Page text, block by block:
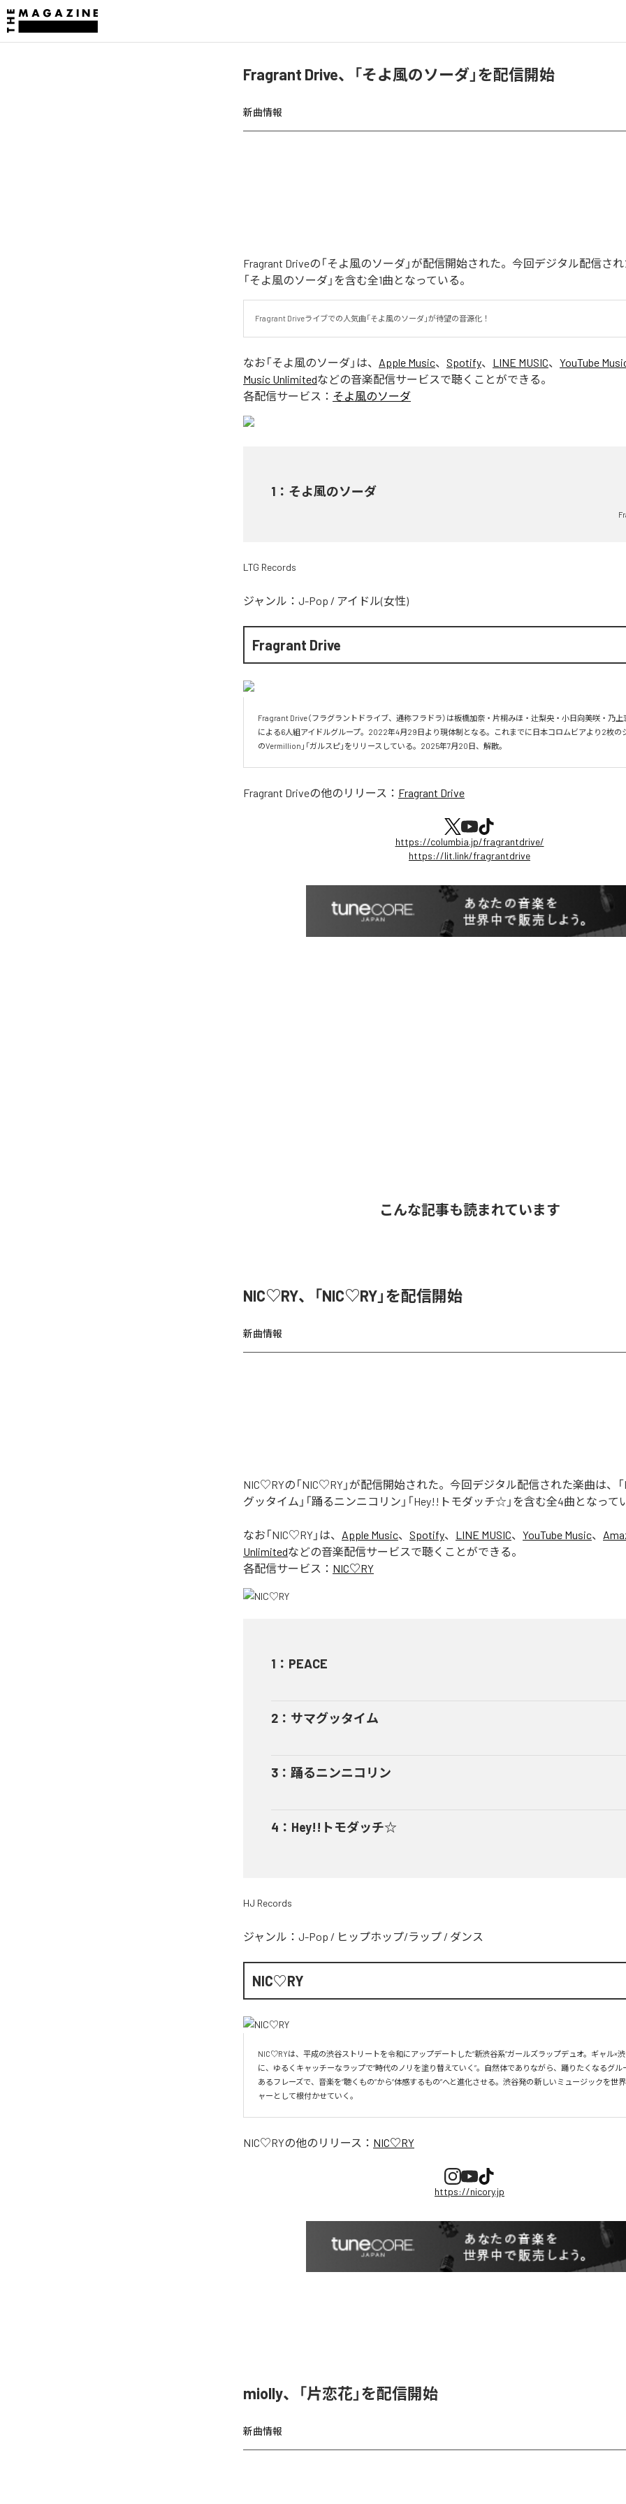
Fragrant Drive、「そよ風のソーダ」を配信開始
新曲情報
Fragrant Driveの「そよ風のソーダ」が配信開始された。今回デジタル配信され
「そよ風のソーダ」を含む全1曲となっている。
Fragrant Driveライブでの人気曲「そよ風のソーダ」が待望の音源化！
なお「そよ風のソーダ 」は、 Apple Music、 Spotify、 LINE MUSIC、 YouTube
Music Unlimitedなどの音楽配信サービスで聴くことができる。
各配信サービス： そよ風のソーダ
1 ： そよ風のソーダ
LTG Records
ジャンル： J-Pop / アイドル(女性)
Fragrant Drive
Fragrant Drive（フラグラントドライブ、通称フラドラ）は板橋加奈・片桐みほ・辻梨央・小日向美咲・乃
による6人組アイドルグループ。2022年4月29日より現体制となる。これまでに日本コロムビアより2枚の
のVermillion」「ガルスピ」をリリースしている。2025年7月20日、解散。
Fragrant Driveの他のリリース： Fragrant Drive
https://columbia.jp/fragrantdrive/
https://lit.link/fragrantdrive
こんな記事も読まれています
NIC♡RY、「NIC♡RY」を配信開始
新曲情報
NIC♡RYの「NIC♡RY」が配信開始された。今回デジタル配信された楽曲は、「
グッタイム」「踊るニンニコリン」「Hey!!トモダッチ☆」を含む全4曲となって
なお「NIC♡RY 」は、 Apple Music、 Spotify、 LINE MUSIC、 YouTube Music、
Unlimitedなどの音楽配信サービスで聴くことができる。
各配信サービス： NIC♡RY
1 ： PEACE
2 ： サマグッタイム
3 ： 踊るニンニコリン
4 ： Hey!!トモダッチ☆
HJ Records
ジャンル： J-Pop / ヒップホップ/ラップ / ダンス
NIC♡RY
NIC♡RYは、平成の渋谷ストリートを令和にアップデートした“新渋谷系”ガールズラップデュオ。ギャル×
に、ゆるくキャッチーなラップで“時代のノリを塗り替えていく”。自然体でありながら、踊りたくなるグル
あるフレーズで、音楽を“聴くもの”から“体感するもの”へと進化させる。渋谷発の新しいミュージックを世
ャーとして根付かせていく。
NIC♡RYの他のリリース： NIC♡RY
https://nicory.jp
miolly、「片恋花」を配信開始
新曲情報